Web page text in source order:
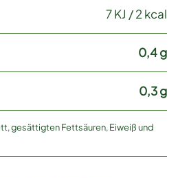
7 KJ / 2 kcal
0,4 g
0,3 g
gesättigten Fettsäuren, Eiweiß und